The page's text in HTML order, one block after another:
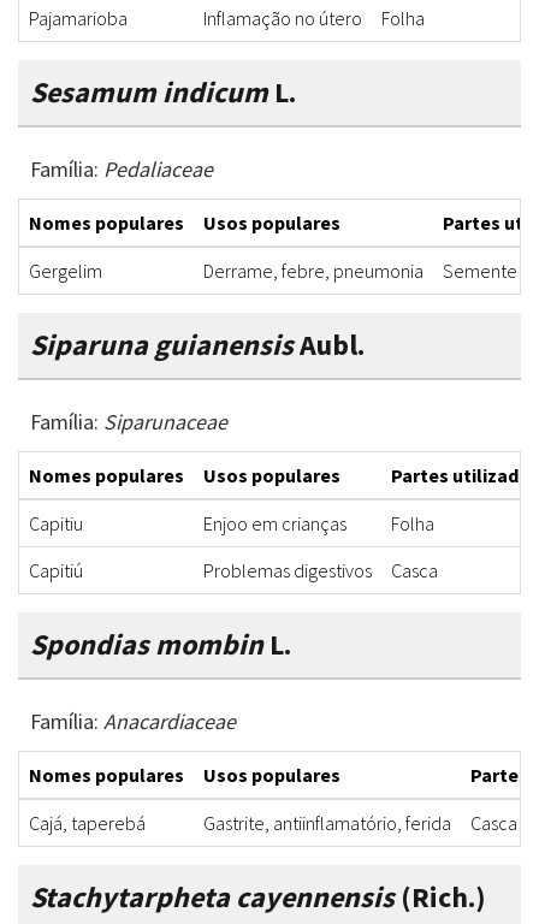
Pajamarioba
Inflamação no útero Folha
Sesamum indicumL.
Família: Pedaliaceae
Nomes populares Usos populares
Partes
Gergelim
Derrame, febre, pneumonia Semente
Siparuna guianensisAubl.
Família: Siparunaceae
Nomes populares Usos populares
Partes utilizadas
Capitiu
Enjoo em crianças
Folha
Capitiú
Problemas digestivos Casca
Spondias mombinL.
Família: Anacardiaceae
Nomes populares Usos populares
Partes
Cajá, taperebá
Gastrite, antiinflamatório, ferida Casca
Stachytarpheta cayennensis(Rich.)